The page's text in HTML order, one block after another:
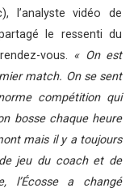
l’analyste vidéo de
le ressenti du
vous. « On est
match. On se sent
compétition qui
bosse chaque heure
mais il y a toujours
jeu du coach et de
l’Écosse a changé